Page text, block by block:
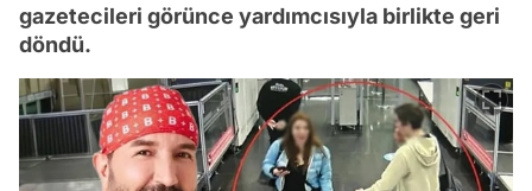
gazetecileri görünce yardımcısıyla birlikte geri
döndü.